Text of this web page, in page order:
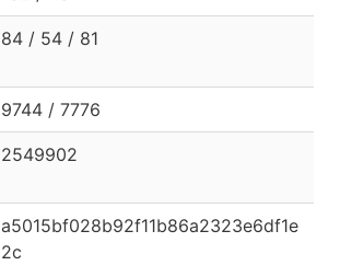
84 / 54 / 81
9744 / 7776
2549902
a5015bf028b92f11b86a2323e6df1e
2c